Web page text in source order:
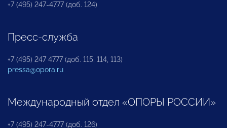
+7 (495) 247-4777 (доб. 124)
Пресс-служба
+7 (495) 247 4777 (доб. 115, 114, 113)
pressa@opora.ru
Международный отдел «ОПОРЫ РОССИИ»
+7 (495) 247-4777 (доб. 126)